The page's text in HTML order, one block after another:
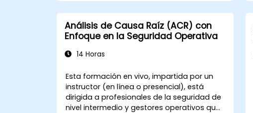
Análisis de Causa Raíz (ACR) con
Enfoque en la Seguridad Operativa
14 Horas
Esta formación en vivo, impartida por un
instructor (en línea o presencial), está
dirigida a profesionales de la seguridad de
nivel intermedio y gestores operativos que